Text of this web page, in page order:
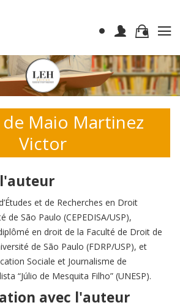
de Maio Martinez
Victor
et de Recherches en Droit
de São Paulo (CEPEDISA/USP),
en droit de la Faculté de Droit de
de São Paulo (FDRP/USP), et
Sociale et Journalisme de
“Júlio de Mesquita Filho” (UNESP).
avec l'auteur